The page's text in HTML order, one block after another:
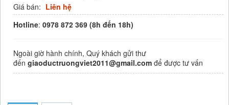
Giá bán: Liên hệ
Hotline: 0978 872 369 (8h đến 18h)
Ngoài giờ hành chính, Quý khách gửi thư
đến giaoductruongviet2011@gmail.com để được tư vấn